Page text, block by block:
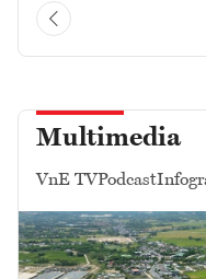
Multimedia
VnE TVPodcast